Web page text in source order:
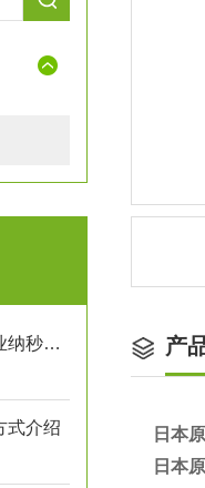
池田屋新品推出赛电舍电子工业纳秒脉冲CO2激光器 UPL系列 参数介绍
式介绍
产
日本
日本